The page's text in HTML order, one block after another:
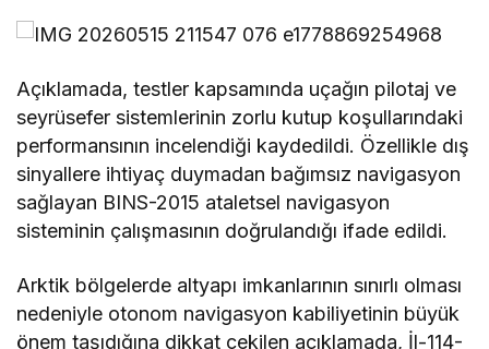
Açıklamada, testler kapsamında uçağın pilotaj ve
seyrüsefer sistemlerinin zorlu kutup koşullarındaki
performansının incelendiği kaydedildi. Özellikle dış
sinyallere ihtiyaç duymadan bağımsız navigasyon
sağlayan BINS-2015 ataletsel navigasyon
sisteminin çalışmasının doğrulandığı ifade edildi.
Arktik bölgelerde altyapı imkanlarının sınırlı olması
nedeniyle otonom navigasyon kabiliyetinin büyük
önem taşıdığına dikkat çekilen açıklamada, İl-114-